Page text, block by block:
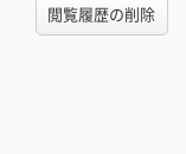
閲覧履歴の削除